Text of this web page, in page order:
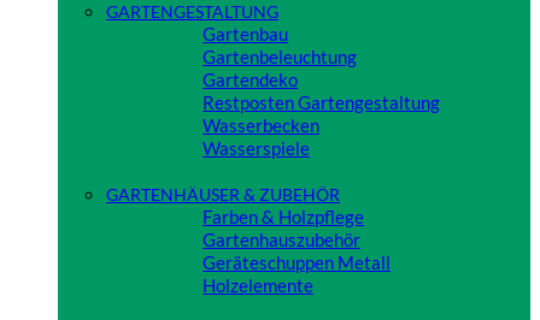
GARTENGESTALTUNG
Gartenbau
Gartenbeleuchtung
Gartendeko
Restposten Gartengestaltung
Wasserbecken
Wasserspiele
GARTENHÄUSER & ZUBEHÖR
Farben & Holzpflege
Gartenhauszubehör
Geräteschuppen Metall
Holzelemente